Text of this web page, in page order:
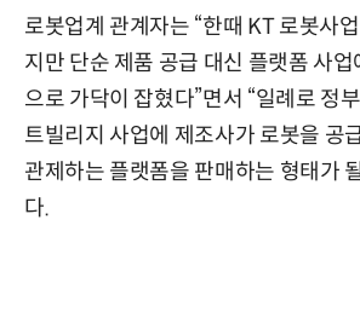
로봇업계 관계자는 “한때 KT 로봇사
지만 단순 제품 공급 대신 플랫폼 사
으로 가닥이 잡혔다”면서 “일례로 정
트빌리지 사업에 제조사가 로봇을 공
관제하는 플랫폼을 판매하는 형태가
다.